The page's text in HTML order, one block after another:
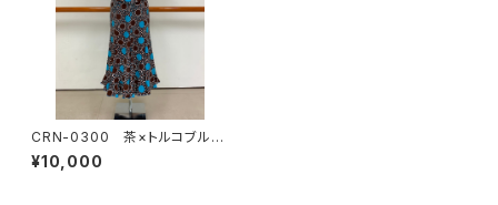
CRN-0300 茶×トルコブルー
変わり水玉ツーピース
¥10,000